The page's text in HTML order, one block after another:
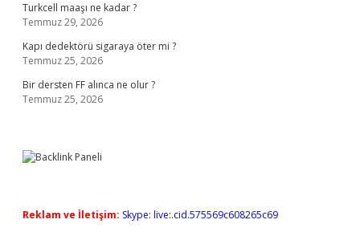
Turkcell maaşı ne kadar ?
Temmuz 29, 2026
Kapı dedektörü sigaraya öter mi ?
Temmuz 25, 2026
Bir dersten FF alınca ne olur ?
Temmuz 25, 2026
Reklam ve İletişim: Skype: live:.cid.575569c608265c69